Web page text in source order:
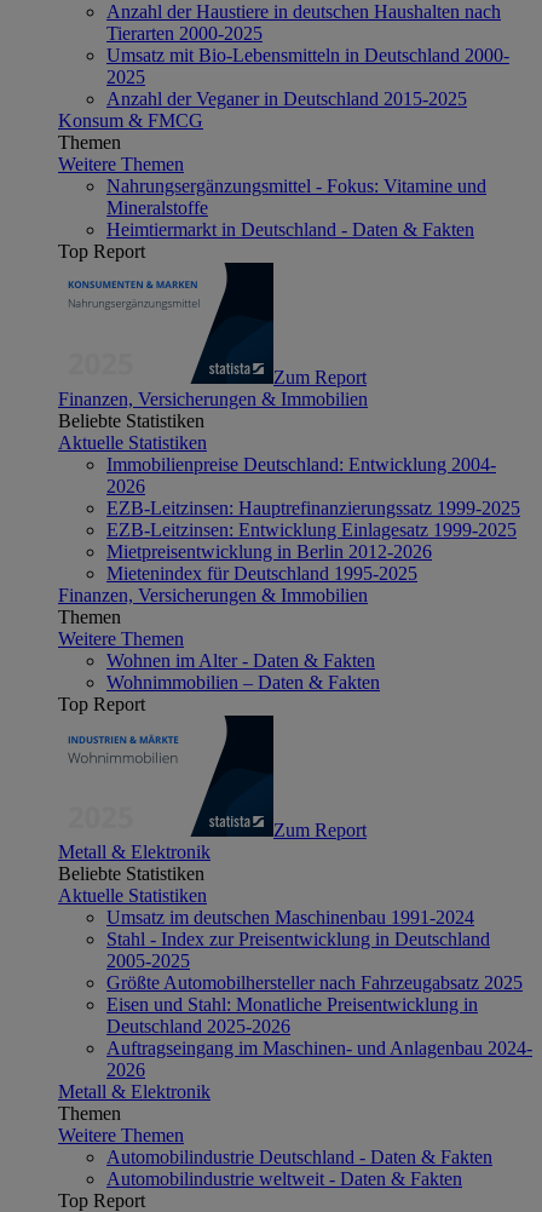
Anzahl der Haustiere in deutschen Haushalten nach
Tierarten 2000-2025
Umsatz mit Bio-Lebensmitteln in Deutschland 2000-
2025
Anzahl der Veganer in Deutschland 2015-2025
Konsum & FMCG
Themen
Weitere Themen
Nahrungsergänzungsmittel - Fokus: Vitamine und
Mineralstoffe
Heimtiermarkt in Deutschland - Daten & Fakten
Top Report
Zum Report
Finanzen, Versicherungen & Immobilien
Beliebte Statistiken
Aktuelle Statistiken
Immobilienpreise Deutschland: Entwicklung 2004-
2026
EZB-Leitzinsen: Hauptrefinanzierungssatz 1999-2025
EZB-Leitzinsen: Entwicklung Einlagesatz 1999-2025
Mietpreisentwicklung in Berlin 2012-2026
Mietenindex für Deutschland 1995-2025
Finanzen, Versicherungen & Immobilien
Themen
Weitere Themen
Wohnen im Alter - Daten & Fakten
Wohnimmobilien – Daten & Fakten
Top Report
Zum Report
Metall & Elektronik
Beliebte Statistiken
Aktuelle Statistiken
Umsatz im deutschen Maschinenbau 1991-2024
Stahl - Index zur Preisentwicklung in Deutschland
2005-2025
Größte Automobilhersteller nach Fahrzeugabsatz 2025
Eisen und Stahl: Monatliche Preisentwicklung in
Deutschland 2025-2026
Auftragseingang im Maschinen- und Anlagenbau 2024-
2026
Metall & Elektronik
Themen
Weitere Themen
Automobilindustrie Deutschland - Daten & Fakten
Automobilindustrie weltweit - Daten & Fakten
Top Report